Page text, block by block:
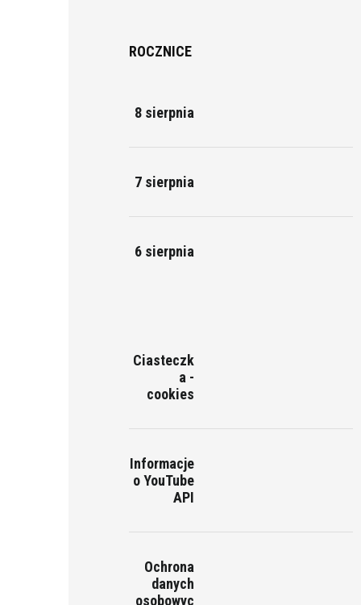
ROCZNICE
8 sierpnia
7 sierpnia
6 sierpnia
Ciasteczk
a -
cookies
Informacje
o YouTube
API
Ochrona
danych
osobowyc